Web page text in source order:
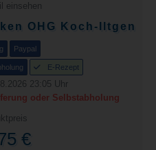
einsehen
OHG Koch-Iltgen
Paypal
E-Rezept
23:05 Uhr
oder Selbstabholung
€